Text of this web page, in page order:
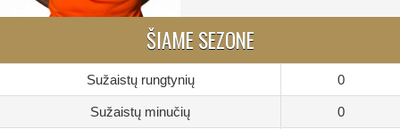
ŠIAME SEZONE
Sužaistų rungtynių 0
Sužaistų minučių 0